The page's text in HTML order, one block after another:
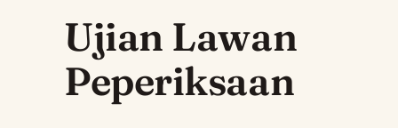
Ujian Lawan
Peperiksaan